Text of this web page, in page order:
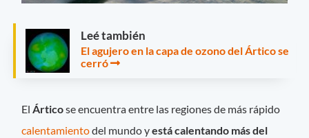
Leé también
El agujero en la capa de ozono del Ártico se
cerró
ElÁrticose encuentra entre las regiones de más rápido
calentamientodel mundo yestá calentando más del